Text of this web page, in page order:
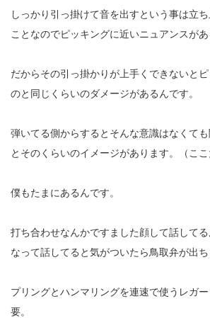
しっかり引っ掛けて音を出すという事は立
ことなのでピッキングに近いニュアンスがあ
だからその引っ掛かりが上手くできないと
のと同じくらいのダメージがあるんです。
弾いてる側からするとそんな意識はなくて
とそのくらいのイメージがあります。（ここ
僕もたまにあるんです。
打ち合わせなんかですました顔して話して
なって話してると気がついたら鳥取弁が出ち
プリングとハンマリングを連速で使うレガ
要。